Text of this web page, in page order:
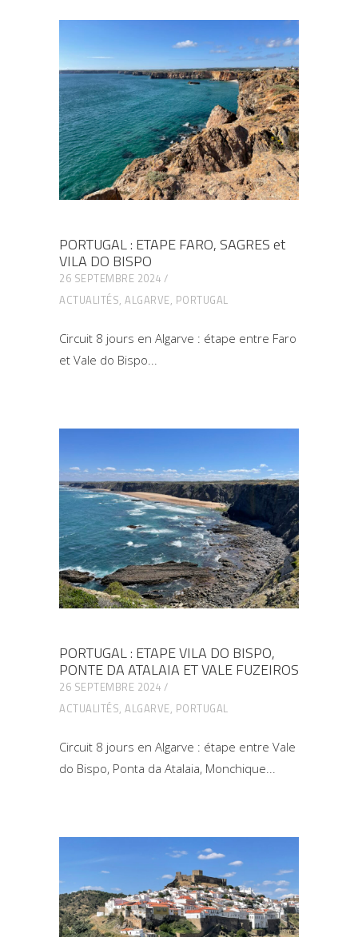
PORTUGAL : ETAPE FARO, SAGRES et
VILA DO BISPO
26 SEPTEMBRE 2024
ACTUALITÉS, ALGARVE, PORTUGAL
Circuit 8 jours en Algarve : étape entre Faro
et Vale do Bispo
PORTUGAL : ETAPE VILA DO BISPO,
PONTE DA ATALAIA ET VALE FUZEIROS
26 SEPTEMBRE 2024
ACTUALITÉS, ALGARVE, PORTUGAL
Circuit 8 jours en Algarve : étape entre Vale
do Bispo, Ponta da Atalaia, Monchique